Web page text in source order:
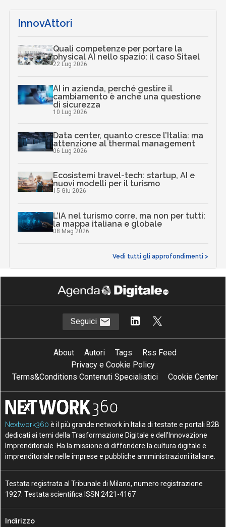
InnovAttori
Quali competenze per portare la
physical AI nello spazio: il caso Sitael
22 Lug 2026
AI in azienda, perché gestire il
cambiamento è anche una questione
di sicurezza
10 Lug 2026
Data center, quanto cresce l’Italia: ma
attenzione al thermal management
06 Lug 2026
Ecosistemi travel-tech: startup, AI e
nuovi modelli per il turismo
15 Giu 2026
L’IA nel turismo corre, ma non per tutti:
la mappa italiana e globale
08 Mag 2026
Vedi tutti gli approfondimenti >
Seguici
About Autori Tags
Rss Feed
Privacy e Cookie Policy
Terms&Conditions Contenuti Specialistici
Cookie Center
Nextwork360 è il più grande network in Italia di testate e portali B2B
dedicati ai temi della Trasformazione Digitale e dell’Innovazione
Imprenditoriale. Ha la missione di diffondere la cultura digitale e
imprenditoriale nelle imprese e pubbliche amministrazioni italiane.
Testata registrata al Tribunale di Milano, numero registrazione
1927. Testata scientifica ISSN 2421-4167
Indirizzo